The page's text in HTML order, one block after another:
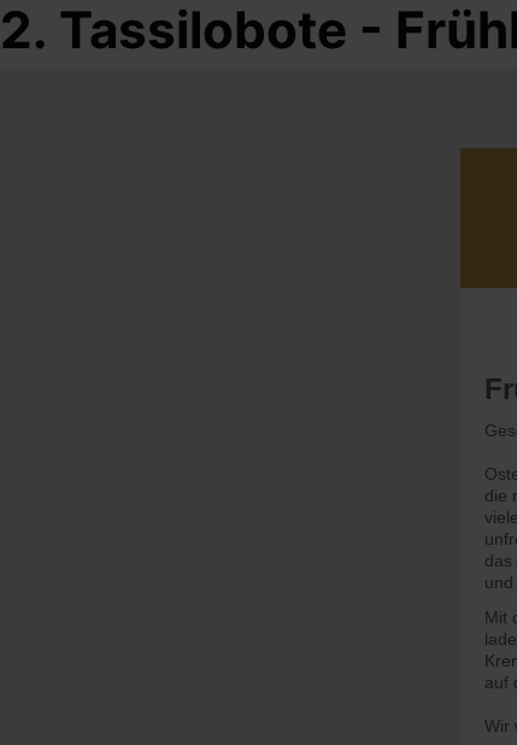
2. Tassilobote -